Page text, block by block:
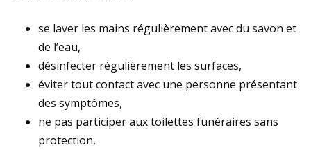
se laver les mains régulièrement avec du savon et
de l’eau,
désinfecter régulièrement les surfaces,
éviter tout contact avec une personne présentant
des symptômes,
ne pas participer aux toilettes funéraires sans
protection,